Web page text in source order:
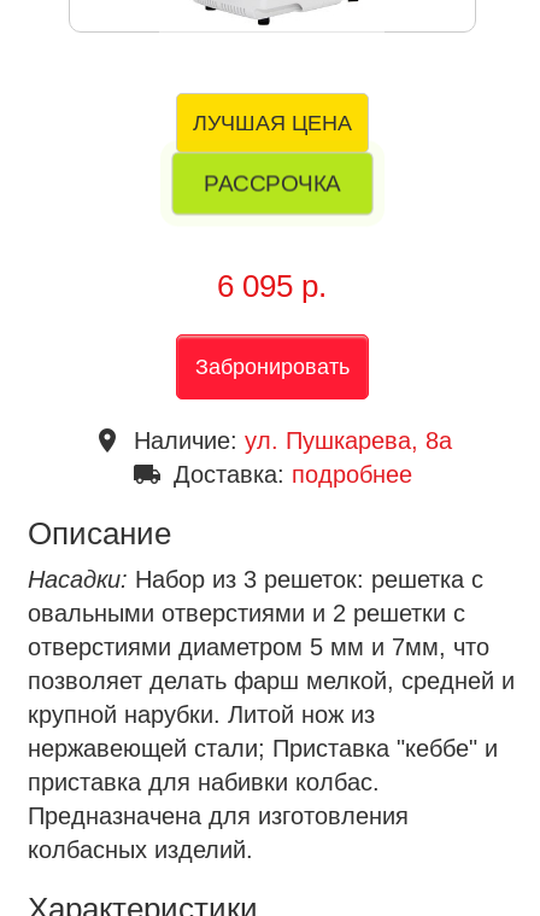
ЛУЧШАЯ ЦЕНА
РАССРОЧКА
6 095 р.
Забронировать
place Наличие: ул. Пушкарева, 8a
local_shipping Доставка: подробнее
Описание
Насадки: Набор из 3 решеток: решетка с
овальными отверстиями и 2 решетки с
отверстиями диаметром 5 мм и 7мм, что
позволяет делать фарш мелкой, средней и
крупной нарубки. Литой нож из
нержавеющей стали; Приставка "кеббе" и
приставка для набивки колбас.
Предназначена для изготовления
колбасных изделий.
Характеристики